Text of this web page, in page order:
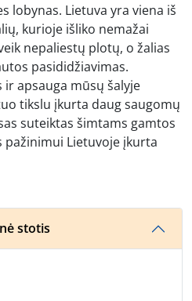
lobynas. Lietuva yra viena iš
kurioje išliko nemažai
nepaliestų plotų, o žalias
pasididžiavimas.
apsauga mūsų šalyje
tikslu įkurta daug saugomų
suteiktas šimtams gamtos
pažinimui Lietuvoje įkurta
stotis